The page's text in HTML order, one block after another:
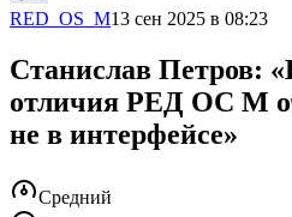
RED_OS_M13 сен 2025 в 08:23
Станислав Петров:
отличия РЕД ОС М
не в интерфейсе»
Средний